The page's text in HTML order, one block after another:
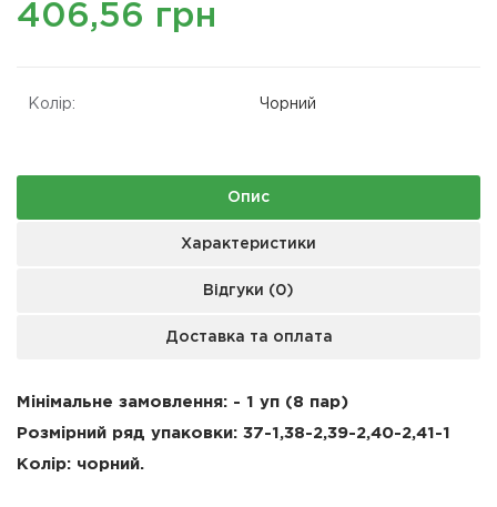
406,56 грн
Колір: Чорний
Опис
Характеристики
Відгуки (0)
Доставка та оплата
Мінімальне замовлення: - 1 уп (8 пар)
Розмірний ряд упаковки: 37-1,38-2,39-2,40-2,41-1
Колір: чорний.